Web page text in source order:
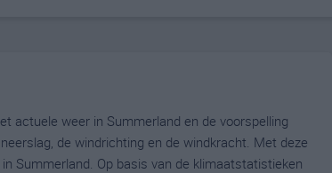
actuele weer in Summerland en de voorspelling
de windrichting en de windkracht. Met deze
Summerland. Op basis van de klimaatstatistieken